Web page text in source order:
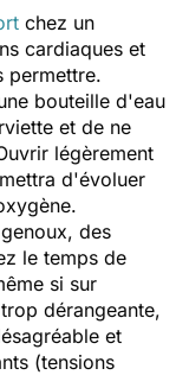
chez un
cardiaques et
permettre.
bouteille d'eau
et de ne
légèrement
d'évoluer
des
le temps de
si sur
dérangeante,
et
(tensions